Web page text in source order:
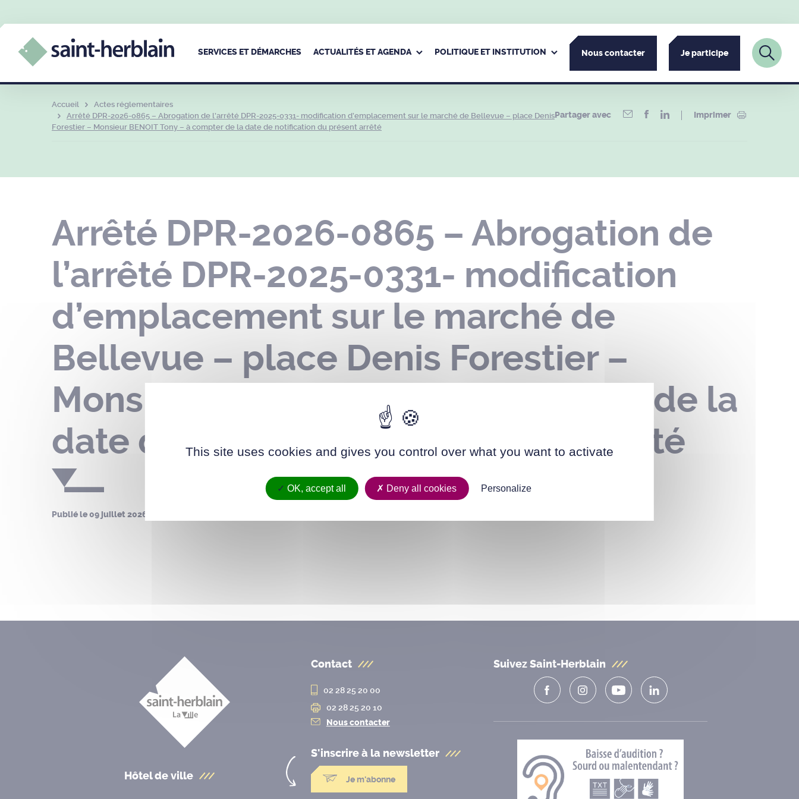
SERVICES ET DÉMARCHES ACTUALITÉS ET AGENDA POLITIQUE ET INSTITUTION Nous contacter Je participe
Accueil
Actes réglementaires
Arrêté DPR-2026-0865 – Abrogation de l’arrêté DPR-2025-0331- modification d’emplacement sur le marché de Bellevue – place Denis
Forestier – Monsieur BENOIT Tony – à compter de la date de notification du présent arrêté
Partager avec Imprimer
Arrêté DPR-2026-0865 – Abrogation de
l’arrêté DPR-2025-0331- modification
d’emplacement sur le marché de
Bellevue – place Denis Forestier –
Monsieur BENOIT Tony – à compter de la
date de notification du présent arrêté
Publié le09 juillet 2026
Hôtel de ville
Contact
02 28 25 20 00
02 28 25 20 10
Nous contacter
S'inscrire à la newsletter
Je m'abonne
Suivez Saint-Herblain
This site uses cookies and gives you control over what you want to activate
OK, accept all Deny all cookies Personalize